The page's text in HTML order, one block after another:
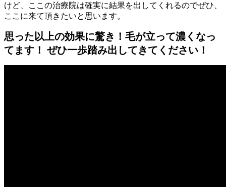
けど、ここの治療院は確実に結果を出してくれるのでぜひ、
ここに来て頂きたいと思います。
思った以上の効果に驚き！毛が立って濃くなっ
てます！ ぜひ一歩踏み出してきてください！